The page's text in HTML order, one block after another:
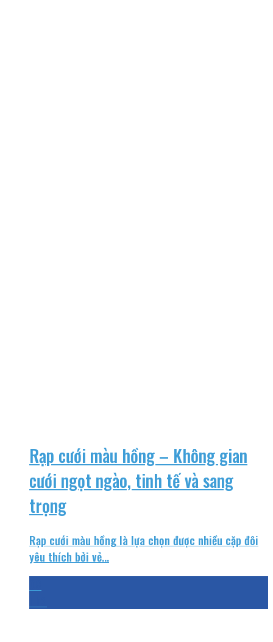
Rạp cưới màu hồng – Không gian
cưới ngọt ngào, tinh tế và sang
trọng
Rạp cưới màu hồng là lựa chọn được nhiều cặp đôi
yêu thích bởi vẻ...